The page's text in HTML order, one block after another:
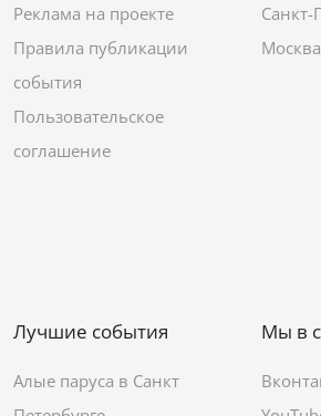
Реклама на проекте
Правила публикации
события
Пользовательское
соглашение
Санкт-
Москва
Лучшие события
Алые паруса в Санкт
Мы в